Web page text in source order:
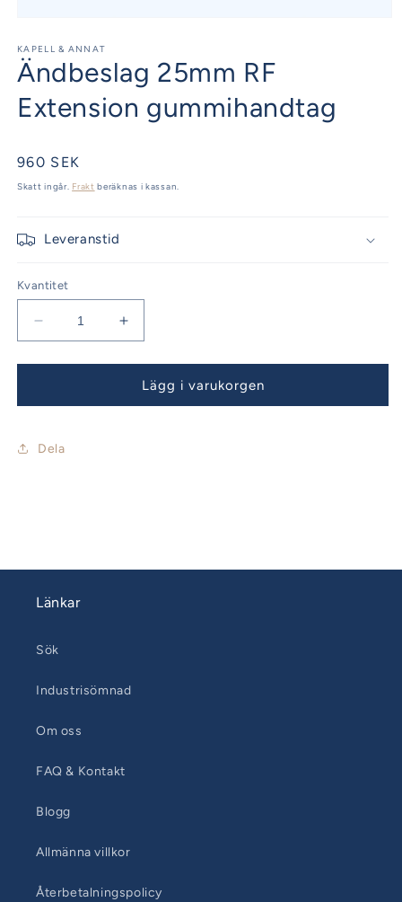
1
modalfönster
KAPELL & ANNAT
Ändbeslag 25mm RF
Extension gummihandtag
Ordinarie
pris
960 SEK
Skatt ingår. Frakt beräknas i kassan.
Leveranstid
Kvantitet
Minska
kvantitet
för
25mm
Extension
Öka
kvantitet
för
Ändbeslag
25mm
Lägg i varukorgen
Dela
Länkar
Sök
Industrisömnad
Om oss
FAQ & Kontakt
Blogg
Allmänna villkor
Återbetalningspolicy